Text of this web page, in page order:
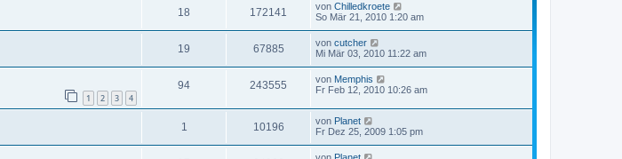
18 172141 von Chilledkroete
So Mär 21, 2010 1:20 am
19 67885 von cutcher
Mi Mär 03, 2010 11:22 am
1 2 3 4
94 243555 von Memphis
Fr Feb 12, 2010 10:26 am
1 10196 von Planet
Fr Dez 25, 2009 1:05 pm